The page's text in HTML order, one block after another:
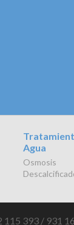
Agua
Osmosis
115 393 / 931